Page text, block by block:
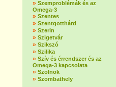
» Szemproblémák és az
Omega-3
» Szentes
» Szentgotthárd
» Szerin
» Szigetvár
» Szikszó
» Szilika
» Szív és érrendszer és az
Omega-3 kapcsolata
» Szolnok
» Szombathely